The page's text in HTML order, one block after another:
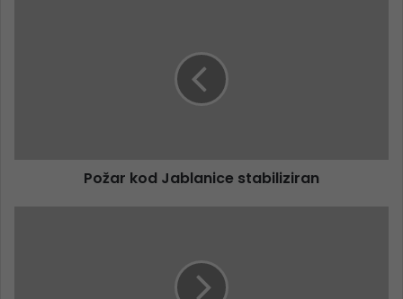
Požar kod Jablanice stabiliziran